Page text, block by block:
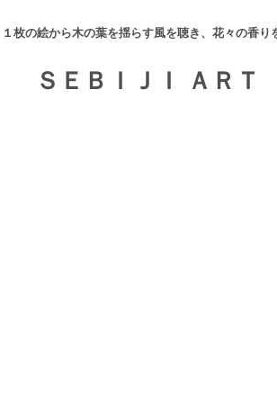
１枚の絵から木の葉を揺らす風を聴き、花々の香り
ＳＥＢＩＪＩ ＡＲＴ